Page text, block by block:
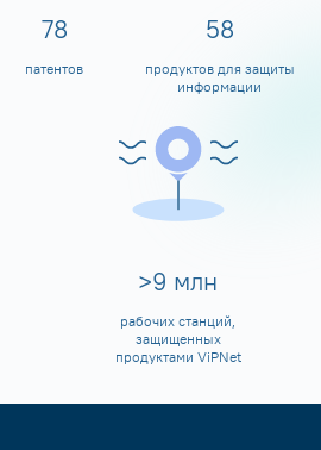
80
патентов
60
продуктов для защиты
информации
>10 млн
рабочих станций,
защищенных
продуктами ViPNet